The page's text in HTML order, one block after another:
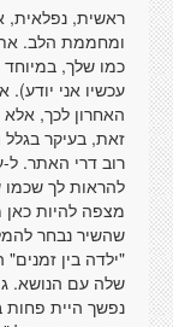
ראשית, נפלאית,
ומחממת הלב.
כמו שלך,
עכשיו אני
האחרון לכך,
זאת, בעיקר בגלל
רוב דרי האתר.
להראות לך שכמו
מצפה להיות כאן
שהשיר נבחר
"ילדה בין
שלה עם הנושא.
נפשך היית פחות